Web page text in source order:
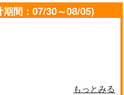
期間：07/30～08/05)
もっとみる